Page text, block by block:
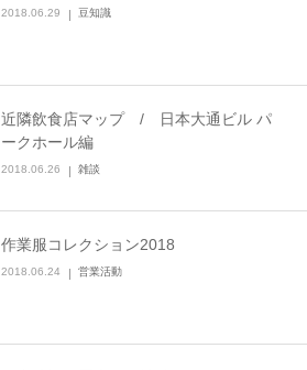
2018.06.29 豆知識
近隣飲食店マップ / 日本大通ビル パ
ークホール編
2018.06.26 雑談
作業服コレクション2018
2018.06.24 営業活動